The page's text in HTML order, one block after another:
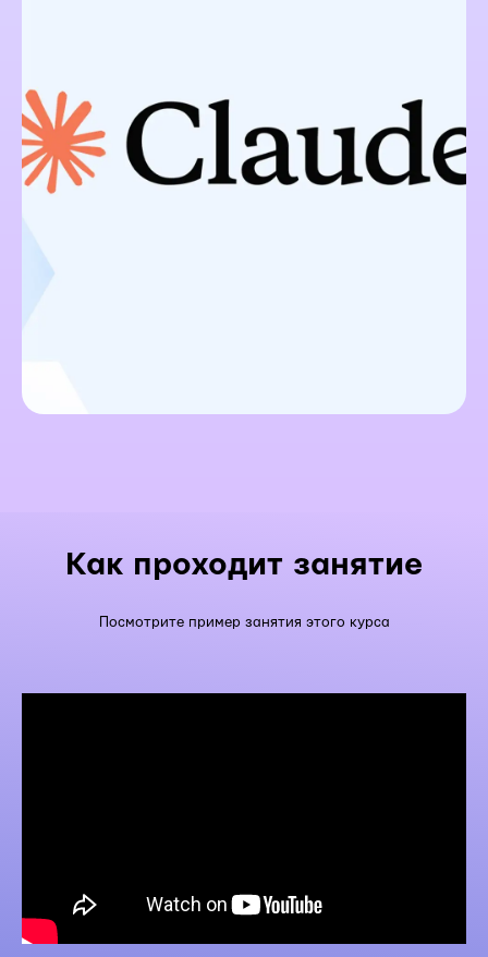
Как проходит занятие
Посмотрите пример занятия этого курса